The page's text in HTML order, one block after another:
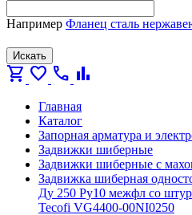
Например Фланец сталь
Искать
shopping_cart favorite call bar_chart
Главная
Каталог
Запорная арматура и
Задвижки шиберные
Задвижки шиберные с
Задвижка шиберная
Ду 250 Ру10 межфл со
Tecofi VG4400-00NI0250